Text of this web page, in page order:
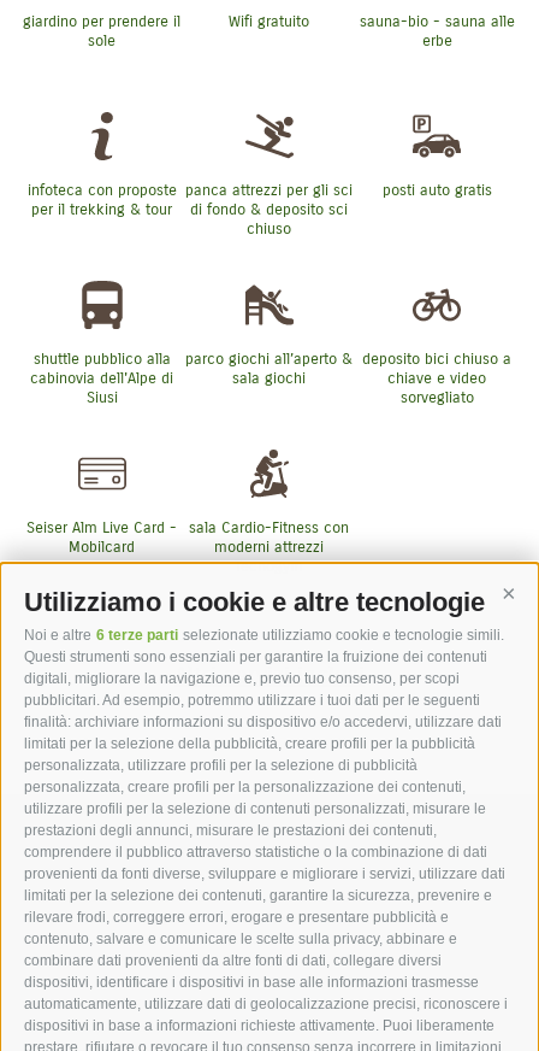
Utilizziamo i cookie e altre tecnologie
Noi e altre 6 terze parti selezionate utilizziamo cookie e tecnologie simili.
Questi strumenti sono essenziali per garantire la fruizione dei contenuti
digitali, migliorare la navigazione e, previo tuo consenso, per scopi
pubblicitari. Ad esempio, potremmo utilizzare i tuoi dati per le seguenti
finalità: archiviare informazioni su dispositivo e/o accedervi, utilizzare dati
limitati per la selezione della pubblicità, creare profili per la pubblicità
personalizzata, utilizzare profili per la selezione di pubblicità
personalizzata, creare profili per la personalizzazione dei contenuti,
utilizzare profili per la selezione di contenuti personalizzati, misurare le
prestazioni degli annunci, misurare le prestazioni dei contenuti,
comprendere il pubblico attraverso statistiche o la combinazione di dati
provenienti da fonti diverse, sviluppare e migliorare i servizi, utilizzare dati
limitati per la selezione dei contenuti, garantire la sicurezza, prevenire e
rilevare frodi, correggere errori, erogare e presentare pubblicità e
contenuto, salvare e comunicare le scelte sulla privacy, abbinare e
combinare dati provenienti da altre fonti di dati, collegare diversi
dispositivi, identificare i dispositivi in base alle informazioni trasmesse
automaticamente, utilizzare dati di geolocalizzazione precisi, riconoscere i
dispositivi in base a informazioni richieste attivamente. Puoi liberamente
prestare, rifiutare o revocare il tuo consenso senza incorrere in limitazioni
giardino per prendere il
sole
Wifi gratuito
sauna-bio - sauna alle
erbe
infoteca con proposte
per il trekking & tour
panca attrezzi per gli sci
di fondo & deposito sci
chiuso
posti auto gratis
shuttle pubblico alla
cabinovia dell'Alpe di
Siusi
parco giochi all’aperto &
sala giochi
deposito bici chiuso a
chiave e video
sorvegliato
Seiser Alm Live Card -
Mobilcard
sala Cardio-Fitness con
moderni attrezzi
Tecnogym
Altri servizi inclusi
hotel st.anton ***s
hotel st.anton ***s
Helmut Kompatscher
Via S.Antonio 7
39050 Fié allo Sciliar
Alto Adige - Dolomiti - Italia